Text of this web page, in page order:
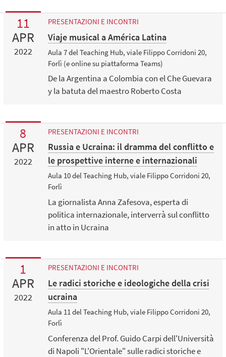
11
APR
2022
PRESENTAZIONI E INCONTRI
Viaje musical a América Latina
Aula 7 del Teaching Hub, viale Filippo Corridoni 20,
Forlì (e online su piattaforma Teams)
De la Argentina a Colombia con el Che Guevara
y la batuta del maestro Roberto Costa
8
APR
2022
PRESENTAZIONI E INCONTRI
Russia e Ucraina: il dramma del conflitto e
le prospettive interne e internazionali
Aula 10 del Teaching Hub, viale Filippo Corridoni 20,
Forlì
La giornalista Anna Zafesova, esperta di
politica internazionale, interverrà sul conflitto
in atto in Ucraina
1
APR
2022
PRESENTAZIONI E INCONTRI
Le radici storiche e ideologiche della crisi
ucraina
Aula 11 del Teaching Hub, viale Filippo Corridoni 20,
Forlì
Conferenza del Prof. Guido Carpi dell'Università
di Napoli "L'Orientale" sulle radici storiche e